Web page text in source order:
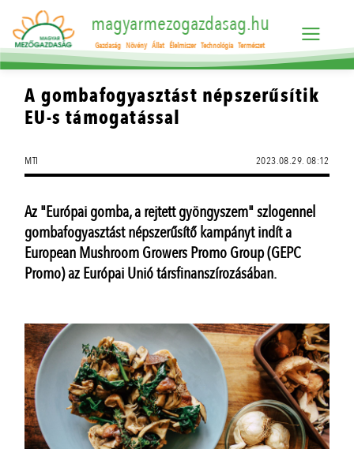
magyarmezogazdasag.hu
Gazdaság Növény Állat Élelmiszer Technológia Természet
A gombafogyasztást népszerűsítik
EU-s támogatással
MTI 2023.08.29. 08:12
Az "Európai gomba, a rejtett gyöngyszem" szlogennel
gombafogyasztást népszerűsítő kampányt indít a
European Mushroom Growers Promo Group (GEPC
Promo) az Európai Unió társfinanszírozásában.